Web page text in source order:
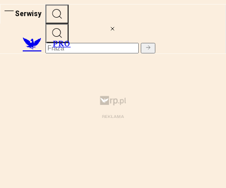
Serwisy
PRO